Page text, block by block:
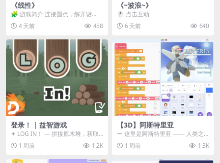
《线性》
🧩 游戏简介 连接圆点，解开谜
题。 ⚠️ 重要提示 所有关卡均可通
关，请确保使用...
4 天前 458
《~波浪~》
🖱️ 点击互动
6 天前
640
登录！ | 益智游戏
✦ LOG IN！ — 拼接原木堆，获取
分数！ ᑕ☲◎ ᑕ☲◎ ᑕ☲◎ ᑕ☲◎ ...
1 周前 1.2K
【3D】阿斯特里亚
ー 这里是阿斯特里亚 —— 人类之
罪与未来希望交汇之地 📖 游戏简
介 《阿斯特里...
1 周前 1.3K